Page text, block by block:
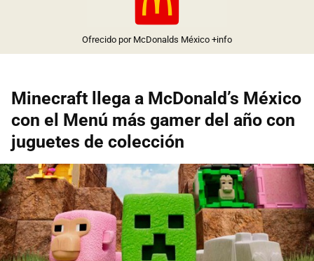
Ofrecido por McDonalds México +info
Minecraft llega a McDonald’s México
con el Menú más gamer del año con
juguetes de colección